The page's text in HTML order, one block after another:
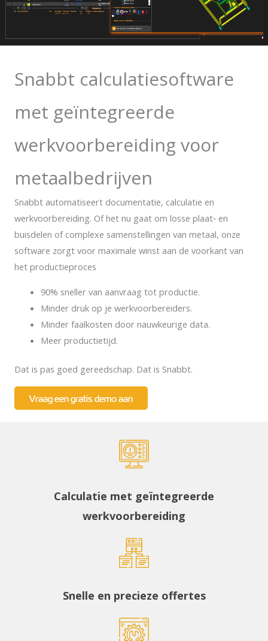
Snabbt calculatiesoftware
met geïntegreerde
werkvoorbereiding voor
metaalbedrijven
Snabbt automatiseert documentatie, calculatie en
werkvoorbereiding. Of het nu gaat om losse plaat‑ en
buisdelen of complexe samenstellingen van metaal, onze
software zorgt voor maximale winst aan de voorkant van
het productieproces
90% sneller van aanvraag tot productie.
Minder druk op je werkvoorbereiders.
Minder faalkosten door nauwkeurige data.
Meer productietijd.
Dat is pas goed gereedschap. Dat is Snabbt.
Vraag een gratis demo aan
Calculatie met geïntegreerde
werkvoorbereiding
Snelle en precieze offertes